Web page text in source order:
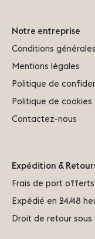
Notre entreprise
Conditions
Mentions légales
Politique de
Politique de cookies
Contactez-nous
Expédition &
Frais de port
Expédié en 24/48
Droit de retour sous